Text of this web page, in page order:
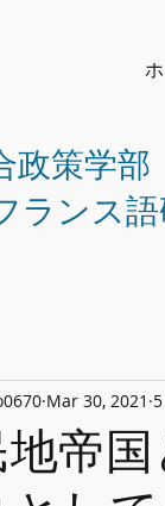
政策学部
ランス
帝
Mar 30, 2021